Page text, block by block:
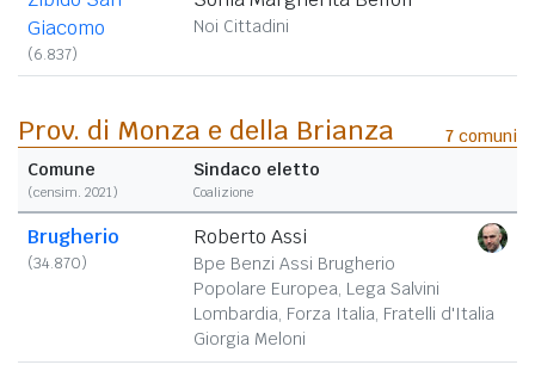
Giacomo
(6.837)
Noi Cittadini
Prov. di Monza e della Brianza 7 comuni
Comune
(censim. 2021)
Sindaco eletto
Coalizione
Brugherio
(34.870)
Roberto Assi
Bpe Benzi Assi Brugherio
Popolare Europea, Lega Salvini
Lombardia, Forza Italia, Fratelli d'Italia
Giorgia Meloni